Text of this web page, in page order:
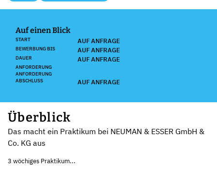
Auf einen Blick
START AUF ANFRAGE
BEWERBUNG BIS AUF ANFRAGE
DAUER AUF ANFRAGE
ANFORDERUNG
ANFORDERUNG
ABSCHLUSS
AUF ANFRAGE
Überblick
Das macht ein Praktikum bei NEUMAN & ESSER GmbH &
Co. KG aus
3 wöchiges Praktikum...